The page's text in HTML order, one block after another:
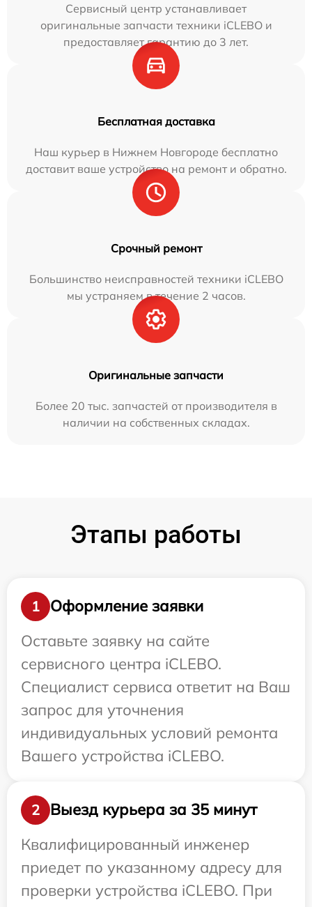
Сервисный центр устанавливает
оригинальные запчасти техники iCLEBO и
предоставляет гарантию до 3 лет.
Бесплатная доставка
Наш курьер в Нижнем Новгороде бесплатно
доставит ваше устройство на ремонт и обратно.
Срочный ремонт
Большинство неисправностей техники iCLEBO
мы устраняем в течение 2 часов.
Оригинальные запчасти
Более 20 тыс. запчастей от производителя в
наличии на собственных складах.
Этапы работы
1
Оформление заявки
Оставьте заявку на сайте
сервисного центра iCLEBO.
Специалист сервиса ответит на Ваш
запрос для уточнения
индивидуальных условий ремонта
Вашего устройства iCLEBO.
2
Выезд курьера за 35 минут
Квалифицированный инженер
приедет по указанному адресу для
проверки устройства iCLEBO. При